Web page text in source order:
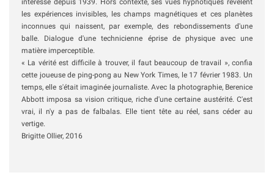
intéresse depuis 1939. Hors contexte, ses vues hypnotiques révèlent
les expériences invisibles, les champs magnétiques et ces planètes
inconnues qui naissent, par exemple, des rebondissements d'une
balle. Dialogue d'une technicienne éprise de physique avec une
matière imperceptible.
« La vérité est difficile à trouver, il faut beaucoup de travail », confia
cette joueuse de ping-pong au New York Times, le 17 février 1983. Un
temps, elle s'était imaginée journaliste. Avec la photographie, Berenice
Abbott imposa sa vision critique, riche d'une certaine austérité. C'est
vrai, il n'y a pas de falbalas. Elle tient tête au réel, sans céder au
vertige.
Brigitte Ollier, 2016